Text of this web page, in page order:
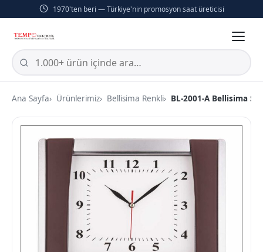
1970'ten beri — Türkiye'nin promosyon saat üreticisi
Ana Sayfa Ürünlerimiz Bellisima Renkli BL-2001-A Bellisima